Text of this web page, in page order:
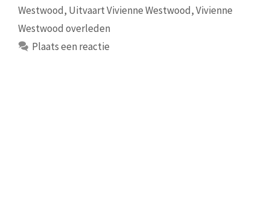
Westwood, Uitvaart Vivienne Westwood,Vivienne
Westwood overleden
Plaats een reactie